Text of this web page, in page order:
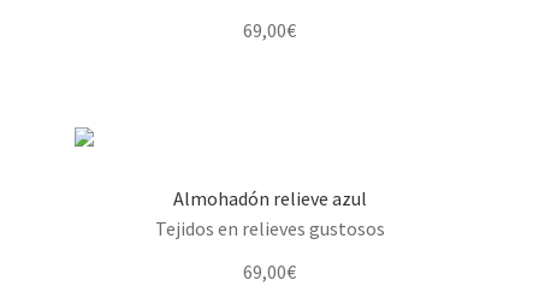
69,00€
Almohadón relieve azul
Tejidos en relieves gustosos
69,00€